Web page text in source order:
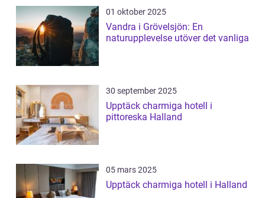
01 oktober 2025
Vandra i Grövelsjön: En
naturupplevelse utöver det vanliga
30 september 2025
Upptäck charmiga hotell i
pittoreska Halland
05 mars 2025
Upptäck charmiga hotell i Halland